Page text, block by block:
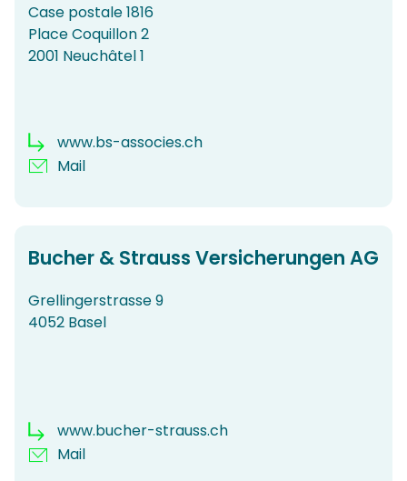
Case postale 1816
Place Coquillon 2
2001 Neuchâtel 1
www.bs-associes.ch
Mail
Bucher & Strauss Versicherungen AG
Grellingerstrasse 9
4052 Basel
www.bucher-strauss.ch
Mail